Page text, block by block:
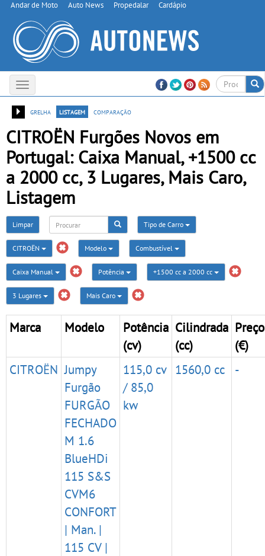
Andar de Moto Auto News Propedalar Cardápio
Toggle
navigation
grelha
listagem comparação
CITROËN Furgões Novos em
Portugal: Caixa Manual, +1500 cc
a 2000 cc, 3 Lugares, Mais Caro,
Listagem
Limpar Tipo de Carro
CITROËN Modelo Combustível
Caixa Manual Potência +1500 cc a 2000 cc
3 Lugares Mais Caro
Marca Modelo
Potência
(cv)
Cilindrada
(cc)
Preço
(€)
CITROËN Jumpy
Furgão
FURGÃO
FECHADO
M 1.6
BlueHDi
115 S&S
CVM6
CONFORT
| Man. |
115 CV |
115,0 cv
/ 85,0
kw
1560,0 cc -